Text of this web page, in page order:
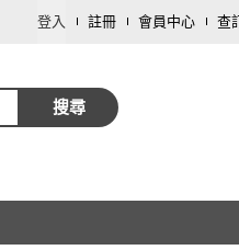
登入 註冊 會員中心 查
搜尋